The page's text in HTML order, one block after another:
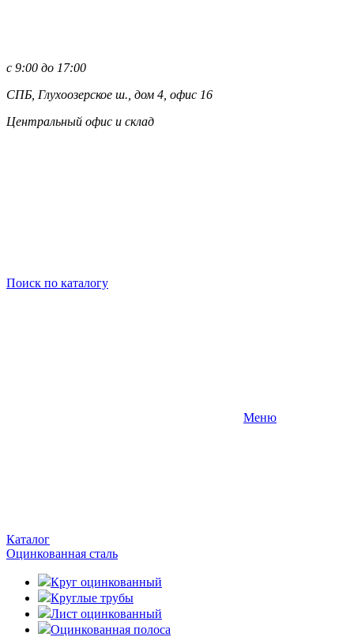
с 9:00 до 17:00
СПБ, Глухоозерское ш., дом 4, офис 16
Центральный офис и склад
Поиск по каталогу
Меню
Каталог
Оцинкованная сталь
Круг оцинкованный
Круглые трубы
Лист оцинкованный
Оцинкованная полоса